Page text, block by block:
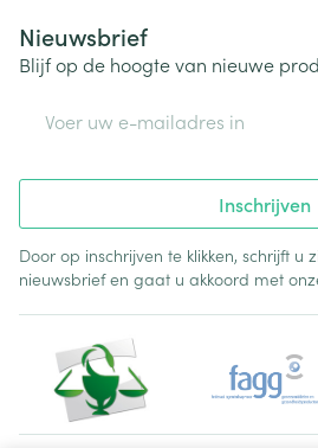
Nieuwsbrief
Blijf op de hoogte van nieuwe
Inschrijven
Door op inschrijven te klikken, schrijft u
nieuwsbrief en gaat u akkoord met